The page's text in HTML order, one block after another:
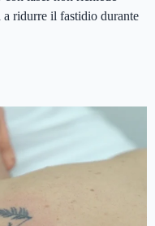
a ridurre il fastidio durante